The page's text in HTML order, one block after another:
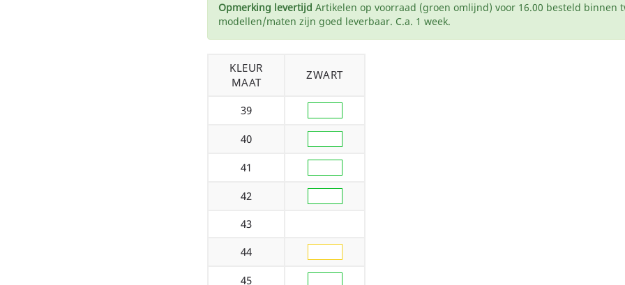
Opmerking levertijd Artikelen op voorraad (groen omlijnd) voor 16.00 besteld binnen
modellen/maten zijn goed leverbaar. C.a. 1 week.
KLEUR
MAAT
ZWART
39
40
41
42
43
44
45